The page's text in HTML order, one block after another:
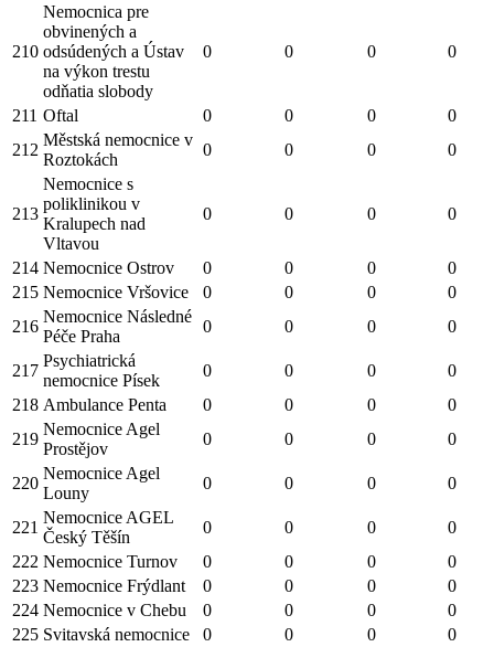
210
Nemocnica pre
obvinených a
odsúdených a Ústav
na výkon trestu
odňatia slobody
0 0 0 0
211 Oftal 0 0 0
0
212
Městská nemocnice v
Roztokách
0 0 0 0
213
Nemocnice s
poliklinikou v
Kralupech nad
Vltavou
0 0 0 0
214 Nemocnice Ostrov 0 0 0
0
215 Nemocnice Vršovice 0 0 0
0
216
Nemocnice Následné
Péče Praha
0 0 0 0
217
Psychiatrická
nemocnice Písek
0 0 0
0
218 Ambulance Penta 0 0 0
0
219
Nemocnice Agel
Prostějov
0 0 0 0
220
Nemocnice Agel
Louny
0 0 0 0
221
Nemocnice AGEL
Český Těšín
0 0 0
0
222 Nemocnice Turnov 0 0 0
0
223 Nemocnice Frýdlant 0 0 0
0
224 Nemocnice v Chebu 0 0 0
0
225 Svitavská nemocnice 0 0 0
0